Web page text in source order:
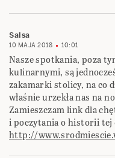
Salsa
10 MAJA 2018 10:01
Nasze spotkania, poza
kulinarnymi, są
zakamarki stolicy, na co
właśnie urzekła nas na
Zamieszczam link dla
i poczytania o historii tej
http://